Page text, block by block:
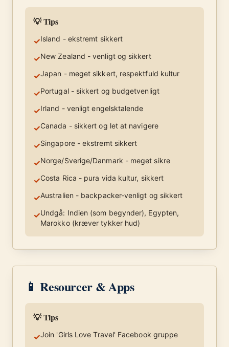
💡 Tips
✓Island - ekstremt sikkert
✓New Zealand - venligt og sikkert
✓Japan - meget sikkert, respektfuld kultur
✓Portugal - sikkert og budgetvenligt
✓Irland - venligt engelsktalende
✓Canada - sikkert og let at navigere
✓Singapore - ekstremt sikkert
✓Norge/Sverige/Danmark - meget sikre
✓Costa Rica - pura vida kultur, sikkert
✓Australien - backpacker-venligt og sikkert
✓Undgå: Indien (som begynder), Egypten,
Marokko (kræver tykker hud)
📱 Resourcer & Apps
💡 Tips
✓Join 'Girls Love Travel' Facebook gruppe